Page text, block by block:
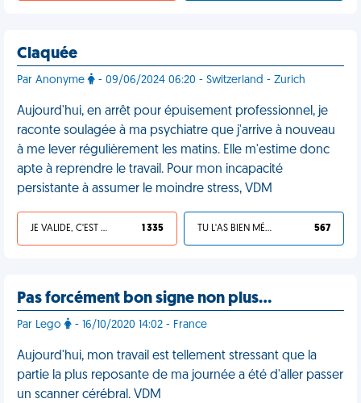
Claquée
Par Anonyme - 09/06/2024 06:20 - Switzerland - Zurich
Aujourd'hui, en arrêt pour épuisement professionnel, je
raconte soulagée à ma psychiatre que j'arrive à nouveau
à me lever régulièrement les matins. Elle m'estime donc
apte à reprendre le travail. Pour mon incapacité
persistante à assumer le moindre stress, VDM
JE VALIDE, C'EST UNE VDM 1 335 TU L'AS BIEN MÉRITÉ 567
Pas forcément bon signe non plus…
Par Lego - 16/10/2020 14:02 - France
Aujourd'hui, mon travail est tellement stressant que la
partie la plus reposante de ma journée a été d'aller passer
un scanner cérébral. VDM